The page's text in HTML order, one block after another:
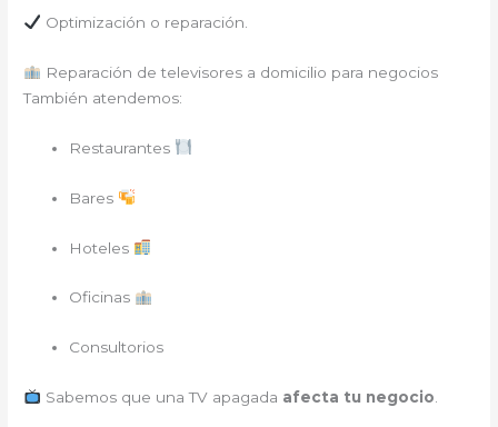
Optimización o reparación.
Reparación de televisores a domicilio para negocios
También atendemos:
Restaurantes
Bares
Hoteles
Oficinas
Consultorios
Sabemos que una TV apagada afecta tu negocio